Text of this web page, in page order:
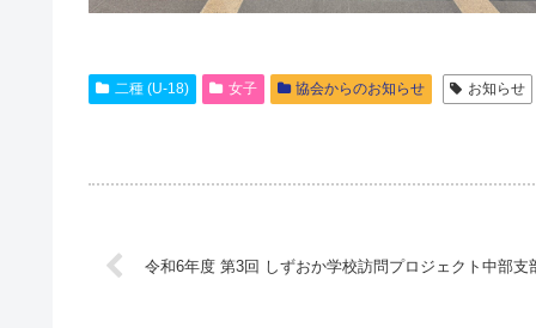
二種 (U-18) 女子 協会からのお知らせ お知らせ
令和6年度 第3回 しずおか学校訪問プロジェクト中部支